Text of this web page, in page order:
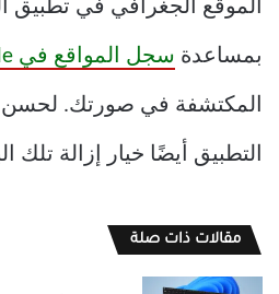
الموقع الجغرافي في تطبيق
بمساعدة سجل المواقع في Google
المكتشفة في صورتك. لحسن
التطبيق أيضًا خيار إزالة تلك
مقالات ذات صلة